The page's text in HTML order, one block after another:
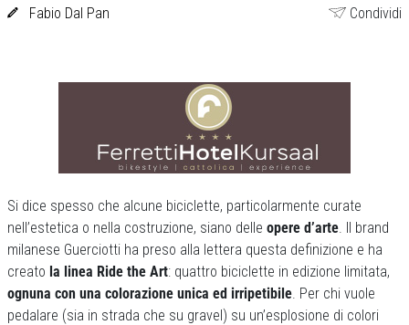
Fabio Dal Pan Condividi
Si dice spesso che alcune biciclette, particolarmente curate
nell’estetica o nella costruzione, siano delle opere d’arte. Il brand
milanese Guerciotti ha preso alla lettera questa definizione e ha
creato la linea Ride the Art: quattro biciclette in edizione limitata,
ognuna con una colorazione unica ed irripetibile. Per chi vuole
pedalare (sia in strada che su gravel) su un’esplosione di colori